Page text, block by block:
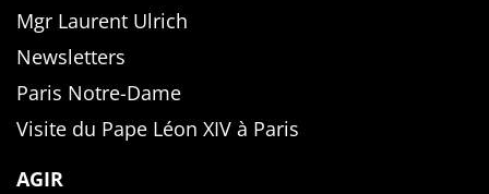
Mgr Laurent Ulrich
Newsletters
Paris Notre-Dame
Visite du Pape Léon XIV à Paris
AGIR